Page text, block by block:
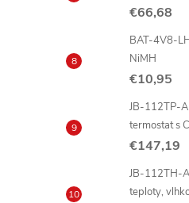
€66,68
BAT-4V8-
NiMH
€10,95
JB-112TP-
termostat s
€147,19
JB-112TH-
teploty,